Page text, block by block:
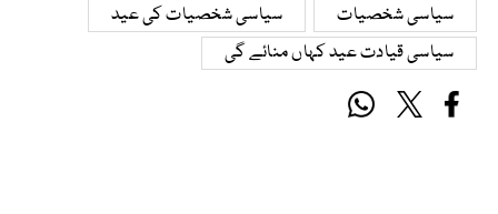
سیاسی شخصیات
سیاسی شخصیات کی عید
سیاسی قیادت عید کہاں منائے گی